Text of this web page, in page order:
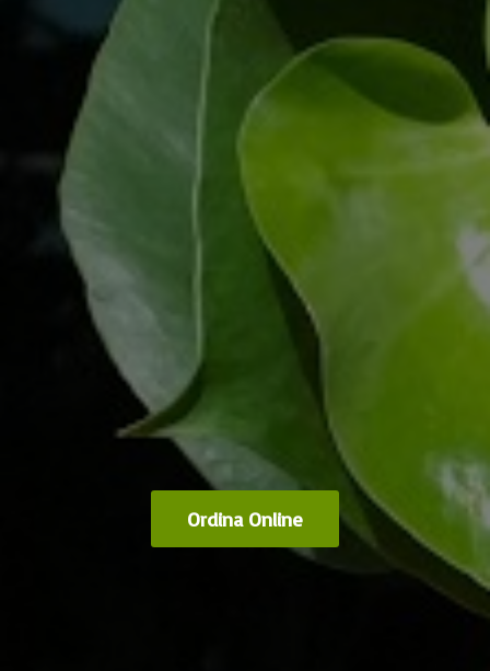
Ordina Online